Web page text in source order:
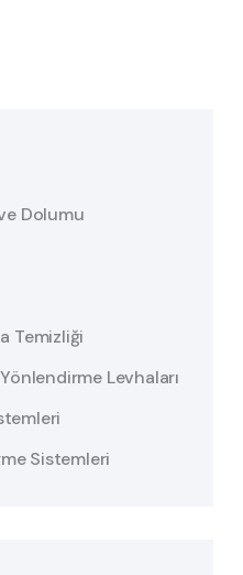
Dolumu
Temizliği
Levhaları
Sistemleri